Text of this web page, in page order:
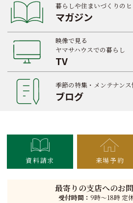
暮らしや住まいづくりの
マガジン
映像で見る
ヤマサハウスでの暮らし
TV
季節の特集・メンテナン
ブログ
資料請求 来場予約
最寄りの支店へのお
受付時間： 9時〜18時 定